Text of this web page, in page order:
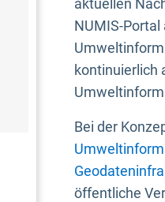
aktuellen
NUMIS-
kontinuierlich
Bei der
öffentliche